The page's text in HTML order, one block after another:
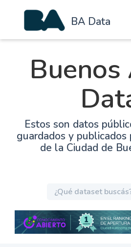
BA Data
Buenos
Estos son datos
guardados y
de la Ciudad de